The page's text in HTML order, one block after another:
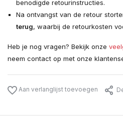
benodigde retourinstructies.
Na ontvangst van de retour
terug, waarbij de retourkosten
Heb je nog vragen? Bekijk onze
neem contact op met onze
Aan verlanglijst toevoegen